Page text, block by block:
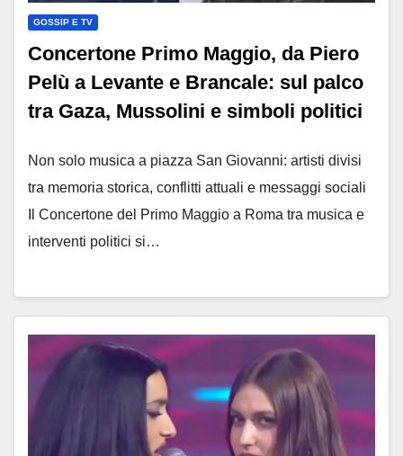
GOSSIP E TV
Concertone Primo Maggio, da Piero
Pelù a Levante e Brancale: sul palco
tra Gaza, Mussolini e simboli politici
Non solo musica a piazza San Giovanni: artisti divisi
tra memoria storica, conflitti attuali e messaggi sociali
Il Concertone del Primo Maggio a Roma tra musica e
interventi politici si…